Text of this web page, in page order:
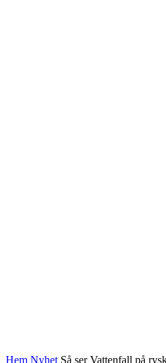
Hem Nyhet Så ser Vattenfall på